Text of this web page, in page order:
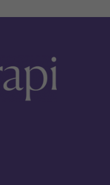
dig av dina
att få se
innehåll
erbjudanden.